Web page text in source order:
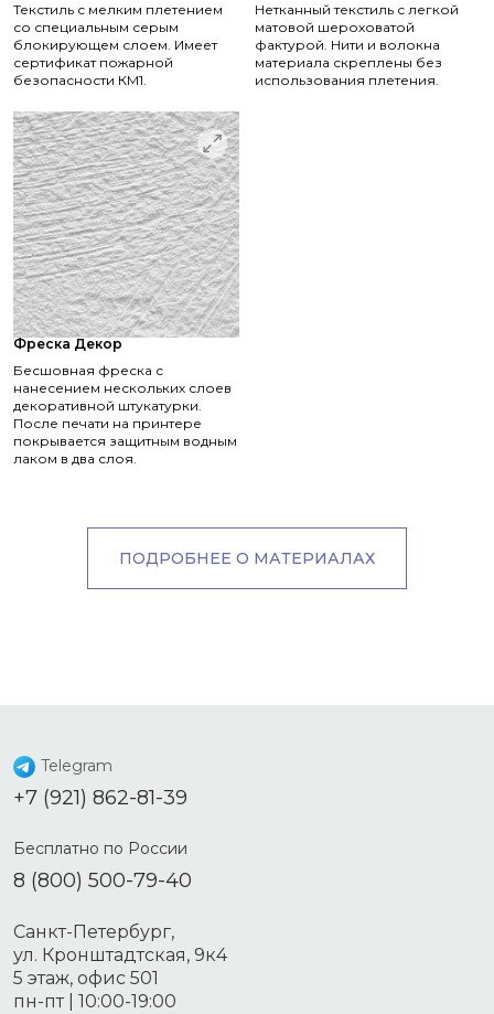
Текстиль с мелким плетением
со специальным серым
блокирующем слоем. Имеет
сертификат пожарной
безопасности КМ1.
Нетканный текстиль с легкой
матовой шероховатой
фактурой. Нити и волокна
материала скреплены без
использования плетения.
Фреска Декор
Бесшовная фреска с
нанесением нескольких слоев
декоративной штукатурки.
После печати на принтере
покрывается защитным водным
лаком в два слоя.
ПОДРОБНЕЕ О МАТЕРИАЛАХ
Telegram
+7 (921) 862-81-39
Бесплатно по России
8 (800) 500-79-40
Санкт-Петербург,
ул. Кронштадтская, 9к4
5 этаж, офис 501
пн-пт | 10:00-19:00